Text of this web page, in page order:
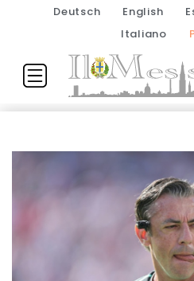
Deutsch English
Italiano